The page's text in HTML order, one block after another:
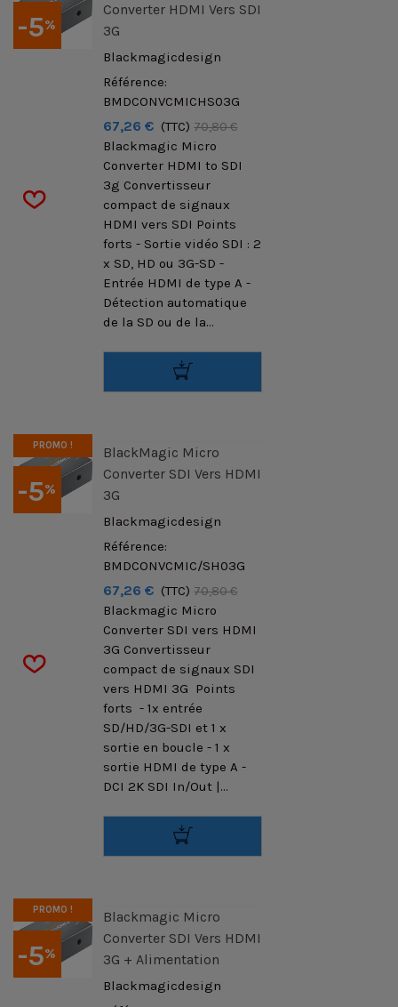
-5%
Converter HDMI Vers SDI
3G
Blackmagicdesign
Référence:
BMDCONVCMICHS03G
67,26 € (TTC) 70,80 €
Blackmagic Micro
Converter HDMI to SDI
3g Convertisseur
compact de signaux
HDMI vers SDI Points
forts - Sortie vidéo SDI : 2
x SD, HD ou 3G-SD -
Entrée HDMI de type A -
Détection automatique
de la SD ou de la...
-5%
PROMO !
BlackMagic Micro
Converter SDI Vers HDMI
3G
Blackmagicdesign
Référence:
BMDCONVCMIC/SH03G
67,26 € (TTC) 70,80 €
Blackmagic Micro
Converter SDI vers HDMI
3G Convertisseur
compact de signaux SDI
vers HDMI 3G Points
forts - 1x entrée
SD/HD/3G-SDI et 1 x
sortie en boucle - 1 x
sortie HDMI de type A -
DCI 2K SDI In/Out |...
-5%
PROMO !
Blackmagic Micro
Converter SDI Vers HDMI
3G + Alimentation
Blackmagicdesign